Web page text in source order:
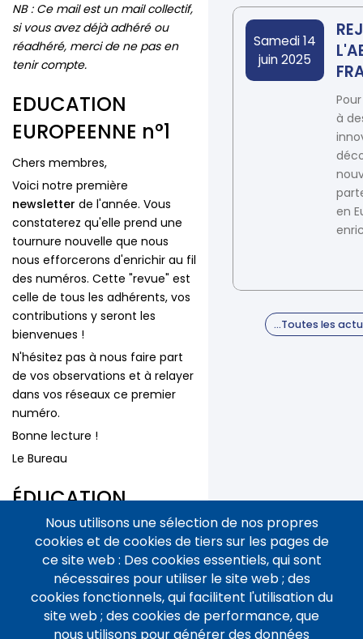
NB : Ce mail est un mail collectif,
si vous avez déjà adhéré ou
réadhéré, merci de ne pas en
tenir compte.
EDUCATION
EUROPEENNE n°1
Chers membres,
Voici notre première
newsletter de l'année. Vous
constaterez qu'elle prend une
tournure nouvelle que nous
nous efforcerons d'enrichir au fil
des numéros. Cette "revue" est
celle de tous les adhérents, vos
contributions y seront les
bienvenues !
N'hésitez pas à nous faire part
de vos observations et à relayer
dans vos réseaux ce premier
numéro.
Bonne lecture !
Le Bureau
ÉDUCATION
EUROPÉENNE n°4
Voici le quatrième numéro de la
revue de l'AEDE-France.
Bonne lecture !
Date
Samedi 14
juin 2025
à
en
…Toutes les
Nous utilisons une sélection de nos propres
cookies et de cookies de tiers sur les pages de
ce site web : Des cookies essentiels, qui sont
nécessaires pour utiliser le site web ; des
cookies fonctionnels, qui facilitent l'utilisation du
site web ; des cookies de performance, que
nous utilisons pour générer des données